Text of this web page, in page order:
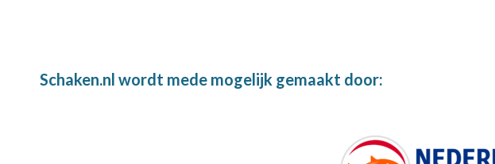
Schaken.nl wordt mede mogelijk gemaakt door: